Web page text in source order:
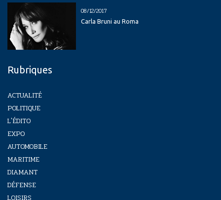
08/12/2017
Carla Bruni au Roma
Rubriques
ACTUALITÉ
POLITIQUE
L'ÉDITO
EXPO
AUTOMOBILE
MARITIME
DIAMANT
DÉFENSE
LOISIRS